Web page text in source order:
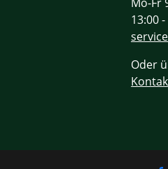
13:00
Oder